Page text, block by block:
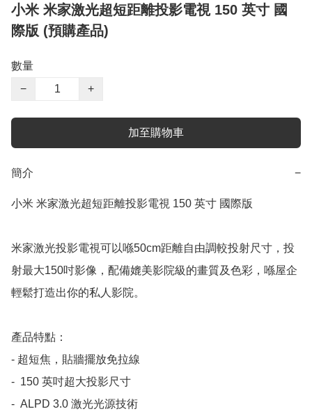
小米 米家激光超短距離投影電視 150 英寸 國
際版 (預購產品)
數量
−
+
加至購物車
簡介 −
小米 米家激光超短距離投影電視 150 英寸 國際版
米家激光投影電視可以喺50cm距離自由調較投射尺寸，投
射最大150吋影像，配備媲美影院級的畫質及色彩，喺屋企
輕鬆打造出你的私人影院。
產品特點：
- 超短焦，貼牆擺放免拉線
-  150 英吋超大投影尺寸
-  ALPD 3.0 激光光源技術